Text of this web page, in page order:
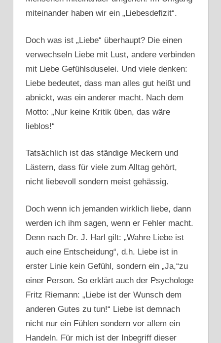
miteinander haben wir ein „Liebesdefizit“.
Doch was ist „Liebe“ überhaupt? Die einen
verwechseln Liebe mit Lust, andere verbinden
mit Liebe Gefühlsduselei. Und viele denken:
Liebe bedeutet, dass man alles gut heißt und
abnickt, was ein anderer macht. Nach dem
Motto: „Nur keine Kritik üben, das wäre
lieblos!“
Tatsächlich ist das ständige Meckern und
Lästern, dass für viele zum Alltag gehört,
nicht liebevoll sondern meist gehässig.
Doch wenn ich jemanden wirklich liebe, dann
werden ich ihm sagen, wenn er Fehler macht.
Denn nach Dr. J. Harl gilt: „Wahre Liebe ist
auch eine Entscheidung“, d.h. Liebe ist in
erster Linie kein Gefühl, sondern ein „Ja,“zu
einer Person. So erklärt auch der Psychologe
Fritz Riemann: „Liebe ist der Wunsch dem
anderen Gutes zu tun!“ Liebe ist demnach
nicht nur ein Fühlen sondern vor allem ein
Handeln. Für mich ist der Inbegriff dieser